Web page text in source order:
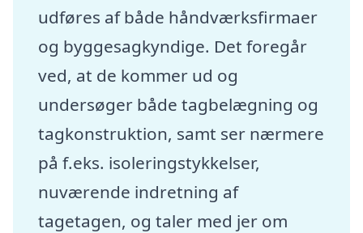
udføres af både håndværksfirmaer
og byggesagkyndige. Det foregår
ved, at de kommer ud og
undersøger både tagbelægning og
tagkonstruktion, samt ser nærmere
på f.eks. isoleringstykkelser,
nuværende indretning af
tagetagen, og taler med jer om